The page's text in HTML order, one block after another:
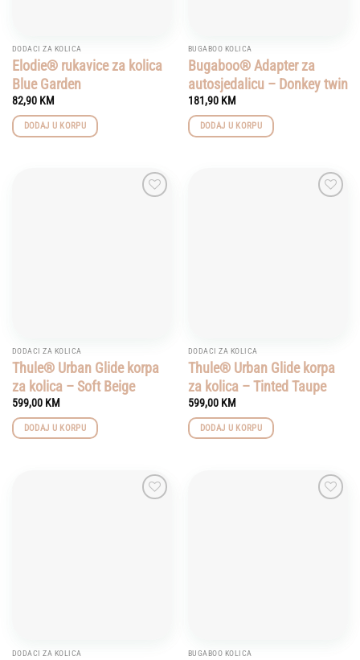
DODACI ZA KOLICA
Elodie® rukavice za kolica
Blue Garden
82,90 KM
DODAJ U KORPU
BUGABOO KOLICA
Bugaboo® Adapter za
autosjedalicu – Donkey twin
181,90 KM
DODAJ U KORPU
DODACI ZA KOLICA
Thule® Urban Glide korpa
za kolica – Soft Beige
599,00 KM
DODAJ U KORPU
DODACI ZA KOLICA
Thule® Urban Glide korpa
za kolica – Tinted Taupe
599,00 KM
DODAJ U KORPU
DODACI ZA KOLICA BUGABOO KOLICA